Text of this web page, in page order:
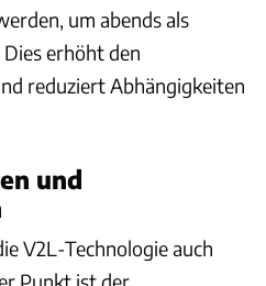
um abends als
erhöht den
reduziert Abhängigkeiten
und
V2L-Technologie auch
Punkt ist der